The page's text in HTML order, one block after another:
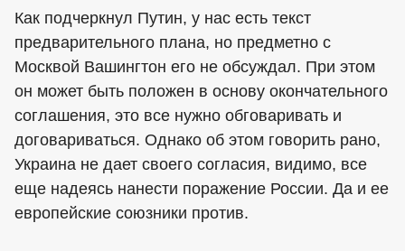
Как подчеркнул Путин, у нас есть текст
предварительного плана, но предметно с
Москвой Вашингтон его не обсуждал. При этом
он может быть положен в основу окончательного
соглашения, это все нужно обговаривать и
договариваться. Однако об этом говорить рано,
Украина не дает своего согласия, видимо, все
еще надеясь нанести поражение России. Да и ее
европейские союзники против.